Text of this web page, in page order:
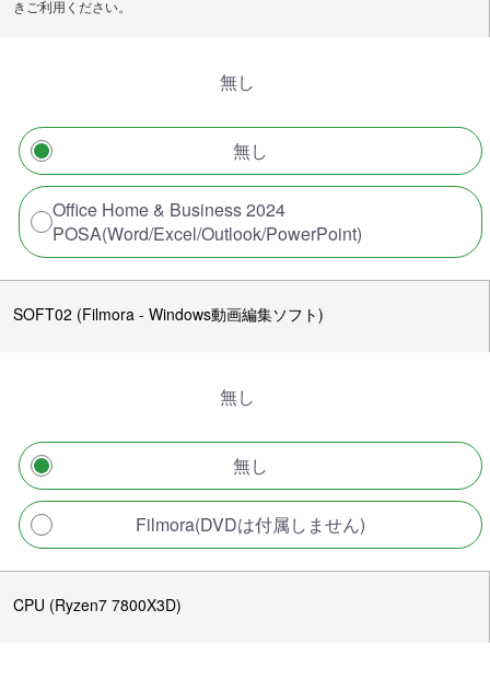
きご利用ください。
無し
無し
Office Home & Business 2024
POSA(Word/Excel/Outlook/PowerPoint)
SOFT02 (Filmora - Windows動画編集ソフト)
無し
無し
Filmora(DVDは付属しません)
CPU (Ryzen7 7800X3D)